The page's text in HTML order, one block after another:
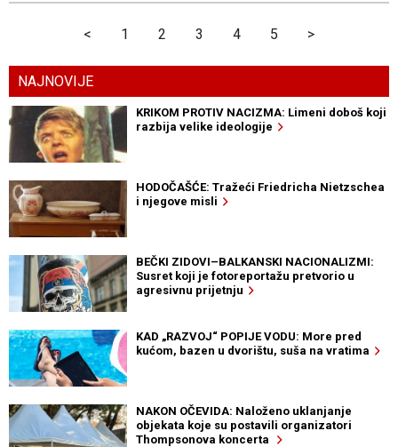
< 1 2 3 4 5 >
NAJNOVIJE
KRIKOM PROTIV NACIZMA: Limeni doboš koji
razbija velike ideologije
HODOČAŠĆE: Tražeći Friedricha Nietzschea
i njegove misli
BEČKI ZIDOVI–BALKANSKI NACIONALIZMI:
Susret koji je fotoreportažu pretvorio u
agresivnu prijetnju
KAD „RAZVOJ“ POPIJE VODU: More pred
kućom, bazen u dvorištu, suša na vratima
NAKON OČEVIDA: Naloženo uklanjanje
objekata koje su postavili organizatori
Thompsonova koncerta